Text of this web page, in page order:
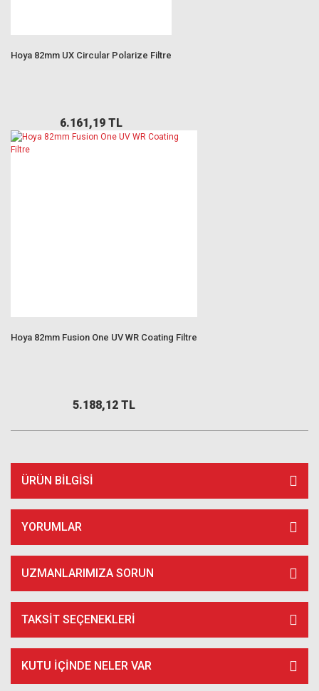
Hoya 82mm UX Circular Polarize Filtre
6.161,19 TL
Hoya 82mm Fusion One UV WR Coating Filtre
5.188,12 TL
ÜRÜN BILGISI
YORUMLAR
UZMANLARIMIZA SORUN
TAKSIT SEÇENEKLERI
KUTU İÇİNDE NELER VAR